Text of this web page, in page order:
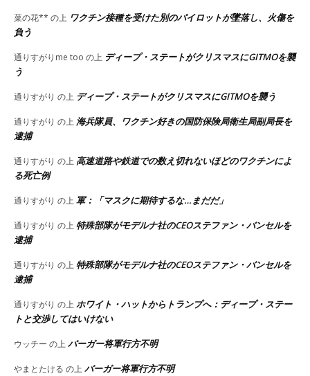
菜の花** の上 ワクチン接種を受けた別のパイロットが墜落し、火傷を
負う
通りすがりme too の上 ディープ・ステートがクリスマスにGITMOを襲
う
通りすがり の上 ディープ・ステートがクリスマスにGITMOを襲う
通りすがり の上 海兵隊員、ワクチン好きの国防保険局衛生局副局長を
逮捕
通りすがり の上 高速道路や鉄道での数え切れないほどのワクチンによ
る死亡例
通りすがり の上 軍：「マスクに期待するな…まだだ」
通りすがり の上 特殊部隊がモデルナ社のCEOステファン・バンセルを
逮捕
通りすがり の上 特殊部隊がモデルナ社のCEOステファン・バンセルを
逮捕
通りすがり の上 ホワイト・ハットからトランプへ：ディープ・ステー
トと交渉してはいけない
ウッチー の上 バーガー将軍行方不明
やまとたける の上 バーガー将軍行方不明